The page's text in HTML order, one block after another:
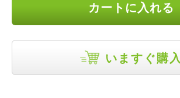
カートに入れる
いますぐ購入